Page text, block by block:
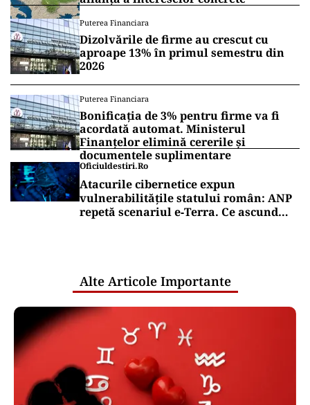
Puterea Financiara
Dizolvările de firme au crescut cu
aproape 13% în primul semestru din
2026
Puterea Financiara
Bonificația de 3% pentru firme va fi
acordată automat. Ministerul
Finanțelor elimină cererile și
documentele suplimentare
Oficiuldestiri.ro
Atacurile cibernetice expun
vulnerabilitățile statului român: ANP
repetă scenariul e‑Terra. Ce ascund
Alte Articole Importante